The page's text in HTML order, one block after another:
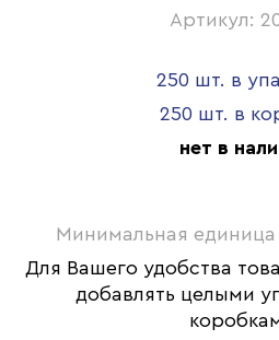
Артикул:
250 шт. в
250 шт. в
нет в
Минимальная единица
Для Вашего удобства
добавлять целыми